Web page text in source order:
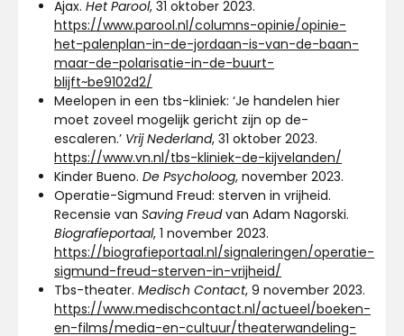
Ajax. Het Parool, 31 oktober 2023.
https://www.parool.nl/columns-opinie/opinie-
het-palenplan-in-de-jordaan-is-van-de-baan-
maar-de-polarisatie-in-de-buurt-
blijft~be9102d2/
Meelopen in een tbs-kliniek: ‘Je handelen hier
moet zoveel mogelijk gericht zijn op de-
escaleren.’ Vrij Nederland, 31 oktober 2023.
https://www.vn.nl/tbs-kliniek-de-kijvelanden/
Kinder Bueno. De Psycholoog, november 2023.
Operatie-Sigmund Freud: sterven in vrijheid.
Recensie van Saving Freudvan Adam Nagorski.
Biografieportaal, 1 november 2023.
https://biografieportaal.nl/signaleringen/operatie-
sigmund-freud-sterven-in-vrijheid/
Tbs-theater. Medisch Contact, 9 november 2023.
https://www.medischcontact.nl/actueel/boeken-
en-films/media-en-cultuur/theaterwandeling-